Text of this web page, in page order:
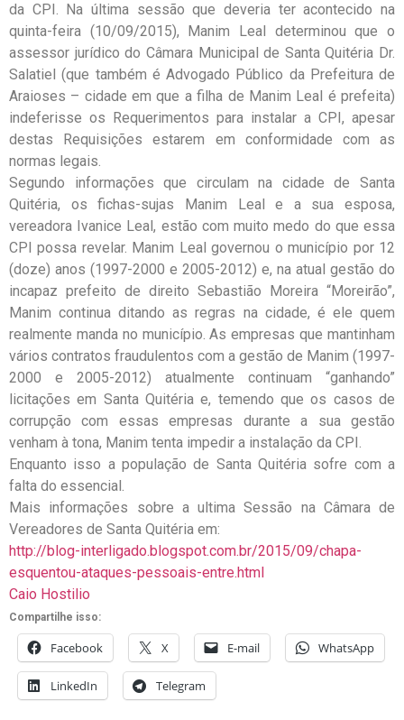
da CPI. Na última sessão que deveria ter acontecido na
quinta-feira (10/09/2015), Manim Leal determinou que o
assessor jurídico do Câmara Municipal de Santa Quitéria Dr.
Salatiel (que também é Advogado Público da Prefeitura de
Araioses – cidade em que a filha de Manim Leal é prefeita)
indeferisse os Requerimentos para instalar a CPI, apesar
destas Requisições estarem em conformidade com as
normas legais.
Segundo informações que circulam na cidade de Santa
Quitéria, os fichas-sujas Manim Leal e a sua esposa,
vereadora Ivanice Leal, estão com muito medo do que essa
CPI possa revelar. Manim Leal governou o município por 12
(doze) anos (1997-2000 e 2005-2012) e, na atual gestão do
incapaz prefeito de direito Sebastião Moreira “Moreirão”,
Manim continua ditando as regras na cidade, é ele quem
realmente manda no município. As empresas que mantinham
vários contratos fraudulentos com a gestão de Manim (1997-
2000 e 2005-2012) atualmente continuam “ganhando”
licitações em Santa Quitéria e, temendo que os casos de
corrupção com essas empresas durante a sua gestão
venham à tona, Manim tenta impedir a instalação da CPI.
Enquanto isso a população de Santa Quitéria sofre com a
falta do essencial.
Mais informações sobre a ultima Sessão na Câmara de
Vereadores de Santa Quitéria em:
http://blog-interligado.blogspot.com.br/2015/09/chapa-
esquentou-ataques-pessoais-entre.html
Caio Hostilio
Compartilhe isso:
Facebook X E-mail WhatsApp
LinkedIn Telegram